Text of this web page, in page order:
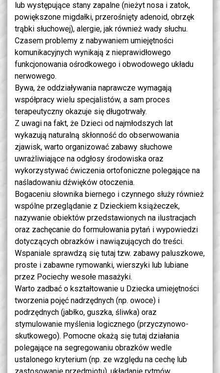
lub występujące stany zapalne (nieżyt nosa i zatok,
powiększone migdałki, przerośnięty adenoid, obrzęk
trąbki słuchowej), alergie, jak również wady słuchu.
Czasem problemy z nabywaniem umiejętności
komunikacyjnych wynikają z nieprawidłowego
funkcjonowania ośrodkowego i obwodowego układu
nerwowego.
Bywa, że oddziaływania naprawcze wymagają
współpracy wielu specjalistów, a sam proces
terapeutyczny okazuje się długotrwały.
Z uwagi na fakt, że Dzieci od najmłodszych lat
wykazują naturalną skłonność do obserwowania
zjawisk, warto organizować zabawy słuchowe
uwrażliwiające na odgłosy środowiska oraz
wykorzystywać ćwiczenia ortofoniczne polegające na
naśladowaniu dźwięków otoczenia.
Bogaceniu słownika biernego i czynnego służy również
wspólne przeglądanie z Dzieckiem książeczek,
nazywanie obiektów przedstawionych na ilustracjach
oraz zachęcanie do formułowania pytań i wypowiedzi
dotyczących obrazków i nawiązujących do treści.
Wspaniale sprawdzą się tutaj tzw. zabawy paluszkowe,
proste i zabawne rymowanki, wierszyki lub lubiane
przez Pociechy wesołe masażyki.
Warto zadbać o kształtowanie u Dziecka umiejętności
tworzenia pojęć nadrzędnych (np. owoce) i
podrzędnych (jabłko, guszka, śliwka) oraz
stymulowanie myślenia logicznego (przyczynowo-
skutkowego). Pomocne okażą się tutaj działania
polegające na segregowaniu obrazków wedle
ustalonego kryterium (np. ze względu na cechę lub